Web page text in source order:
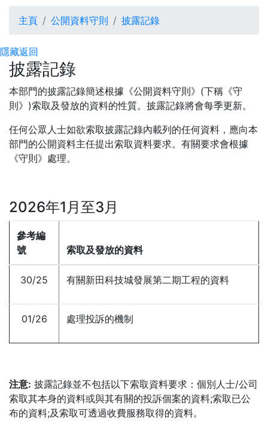
渠務署 - 披露記錄2026
主頁 公開資料守則 披露記錄
隱藏返回
披露記錄
本部門的披露記錄簡述根據《公開資料守則》(下稱《守
則》)索取及發放的資料的性質。披露記錄將會每季更新。
任何公眾人士如欲索取披露記錄內載列的任何資料，應向本
部門的公開資料主任提出索取資料要求。有關要求會根據
《守則》處理。
2026年1月至3月
參考編
號
索取及發放的資料
30/25 有關新田科技城發展第二期工程的資料
01/26 處理投訴的機制
注意: 披露記錄並不包括以下索取資料要求：個別人士/公司
索取其本身的資料或與其有關的投訴個案的資料;索取已公
布的資料;及索取可透過收費服務取得的資料。